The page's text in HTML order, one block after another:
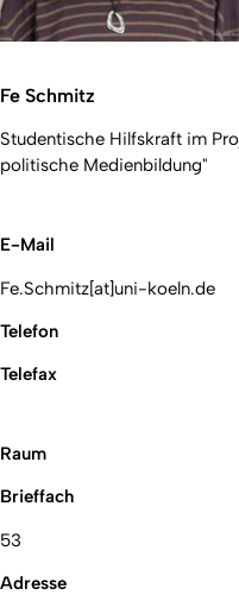
Fe Schmitz
Studentische Hilfskraft im
politische Medienbildung"
E-Mail
Fe.Schmitz[at]uni-koeln.de
Telefon
Telefax
Raum
Brieffach
53
Adresse